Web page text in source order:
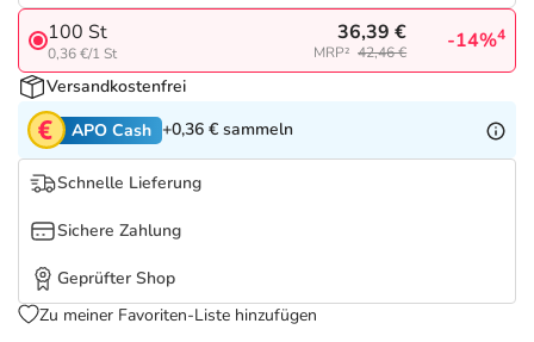
Tierapotheke
Vitamine & Mineralstoffe
Marken
Salus Deals
100 St
0,36 €/1 St
36,39 €
MRP² 42,46 € -14%4
Versandkostenfrei
APO Cash +0,36 € sammeln
Schnelle Lieferung
Sichere Zahlung
Geprüfter Shop
Zu meiner Favoriten-Liste hinzufügen